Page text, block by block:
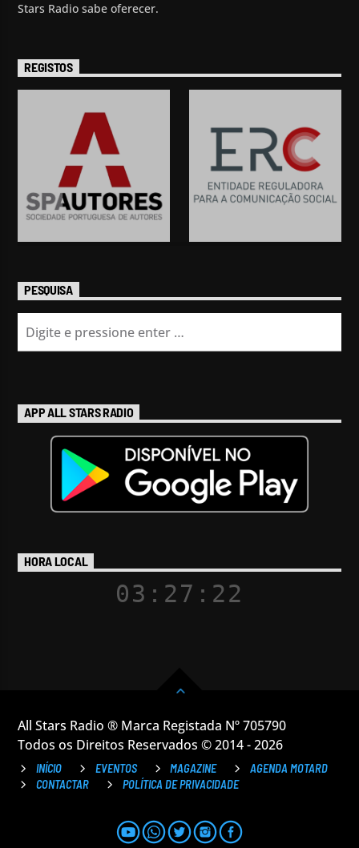
Stars Radio sabe oferecer.
REGISTOS
PESQUISA
APP ALL STARS RADIO
HORA LOCAL
03:27:22
All Stars Radio ® Marca Registada Nº 705790
Todos os Direitos Reservados © 2014 - 2026
INÍCIO EVENTOS MAGAZINE
AGENDA MOTARD
CONTACTAR
POLÍTICA DE PRIVACIDADE